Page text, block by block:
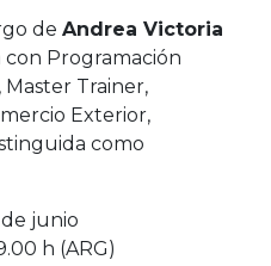
de Andrea Victoria
con Programación
Trainer,
Exterior,
como
junio
h (ARG)